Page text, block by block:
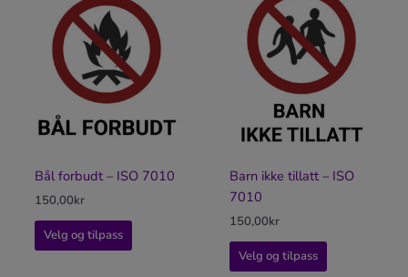
Bål forbudt – ISO 7010
150,00kr
Velg og tilpass
Barn ikke tillatt – ISO
7010
150,00kr
Velg og tilpass